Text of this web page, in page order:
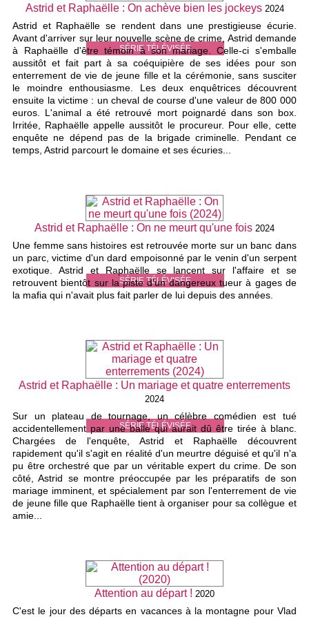
SÉRIE TÉLÉVISÉE
Astrid et Raphaëlle : On achève bien les jockeys 2024
Astrid et Raphaëlle se rendent dans une prestigieuse écurie.
Avant d'arriver sur leur nouvelle scène de crime, Astrid demande
à Raphaëlle d'être témoin à son mariage. Celle-ci s'emballe
aussitôt et fait part à sa coéquipière de ses idées pour son
enterrement de vie de jeune fille et la cérémonie, sans susciter
le moindre enthousiasme. Les deux enquêtrices découvrent
ensuite la victime : un cheval de course d'une valeur de 800 000
euros. L'animal a été retrouvé mort poignardé dans son box.
Irritée, Raphaëlle appelle aussitôt le procureur. Pour elle, cette
enquête ne dépend pas de la brigade criminelle. Pendant ce
temps, Astrid parcourt le domaine et ses écuries...
SÉRIE TÉLÉVISÉE
Astrid et Raphaëlle : On ne meurt qu'une fois 2024
Une femme sans histoires est retrouvée morte sur un banc dans
un parc, victime d'un dard empoisonné par le venin d'un serpent
exotique. Astrid et Raphaëlle se lancent sur l'affaire et se
retrouvent bientôt sur la piste d'un dangereux tueur à gages de
la mafia qui n'avait plus fait parler de lui depuis des années.
SÉRIE TÉLÉVISÉE
Astrid et Raphaëlle : Un mariage et quatre enterrements
2024
Sur un plateau de tournage, un célèbre comédien est tué
accidentellement par une balle qui aurait dû être tirée à blanc.
Chargées de l'enquête, Astrid et Raphaëlle découvrent
rapidement qu'il s'agit en réalité d'un meurtre déguisé et qu'il n'a
pu être orchestré que par un véritable expert du crime. De son
côté, Astrid se montre préoccupée par les préparatifs de son
mariage imminent, et spécialement par son l'enterrement de vie
de jeune fille que Raphaëlle tient à organiser pour sa collègue et
amie...
Attention au départ ! 2020
C'est le jour des départs en vacances à la montagne pour Vlad